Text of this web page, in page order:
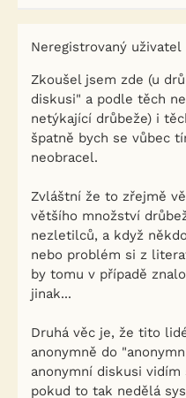
Neregistrovaný uživatel
Zkoušel jsem zde (u
diskusi" a podle těch
netýkající drůbeže) i
špatně bych se vůbec
neobracel.
Zvláštní že to zřejmě
většího množství
nezletilců, a když
nebo problém si z
by tomu v případě
jinak...
Druhá věc je, že tito
anonymně do
anonymní diskusi vidím
pokud to tak nedělá